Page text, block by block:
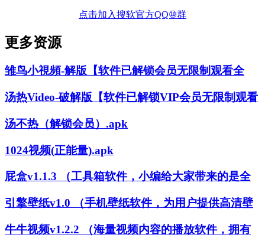
点击加入搜软官方QQ⑩群
更多资源
雏鸟小視頻-解版【软件已解锁会员无限制观看全
汤热Video-破解版【软件已解锁VIP会员无限制观看
汤不热（解锁会员）.apk
1024视频(正能量).apk
屁盒v1.1.3 （工具箱软件，小编给大家带来的是全
引擎壁纸v1.0 （手机壁纸软件，为用户提供高清壁
牛牛视频v1.2.2 （海量视频内容的播放软件，拥有